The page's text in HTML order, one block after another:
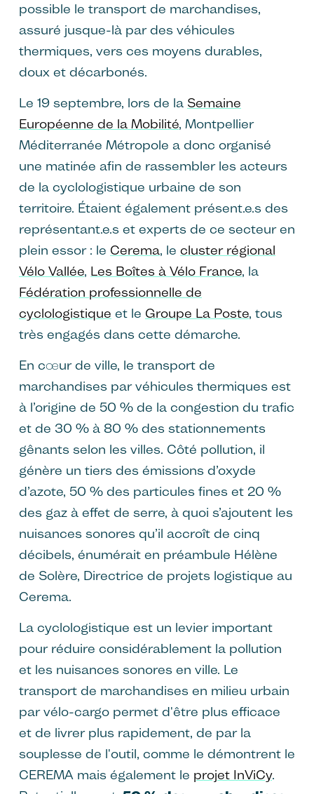
possible le transport de marchandises,
assuré jusque-là par des véhicules
thermiques, vers ces moyens durables,
doux et décarbonés.
Le 19 septembre, lors de la Semaine
Européenne de la Mobilité, Montpellier
Méditerranée Métropole a donc organisé
une matinée afin de rassembler les acteurs
de la cyclologistique urbaine de son
territoire. Étaient également présent.e.s des
représentant.e.s et experts de ce secteur en
plein essor : le Cerema, le cluster régional
Vélo Vallée, Les Boîtes à Vélo France, la
Fédération professionnelle de
cyclologistique et le Groupe La Poste, tous
très engagés dans cette démarche.
En cœur de ville, le transport de
marchandises par véhicules thermiques est
à l’origine de 50 % de la congestion du trafic
et de 30 % à 80 % des stationnements
gênants selon les villes. Côté pollution, il
génère un tiers des émissions d’oxyde
d’azote, 50 % des particules fines et 20 %
des gaz à effet de serre, à quoi s’ajoutent les
nuisances sonores qu’il accroît de cinq
décibels, énumérait en préambule Hélène
de Solère, Directrice de projets logistique au
Cerema.
La cyclologistique est un levier important
pour réduire considérablement la pollution
et les nuisances sonores en ville. Le
transport de marchandises en milieu urbain
par vélo-cargo permet d'être plus efficace
et de livrer plus rapidement, de par la
souplesse de l'outil, comme le démontrent le
CEREMA mais également le projet InViCy.